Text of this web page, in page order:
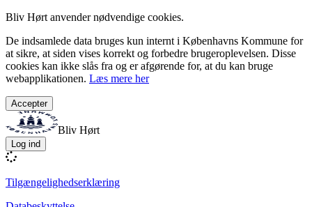
Bliv Hørt anvender nødvendige cookies.
De indsamlede data bruges kun internt i Københavns Kommune for
at sikre, at siden vises korrekt og forbedre brugeroplevelsen. Disse
cookies kan ikke slås fra og er afgørende for, at du kan bruge
webapplikationen. Læs mere her
Accepter
Bliv Hørt
Log ind
Tilgængelighedserklæring